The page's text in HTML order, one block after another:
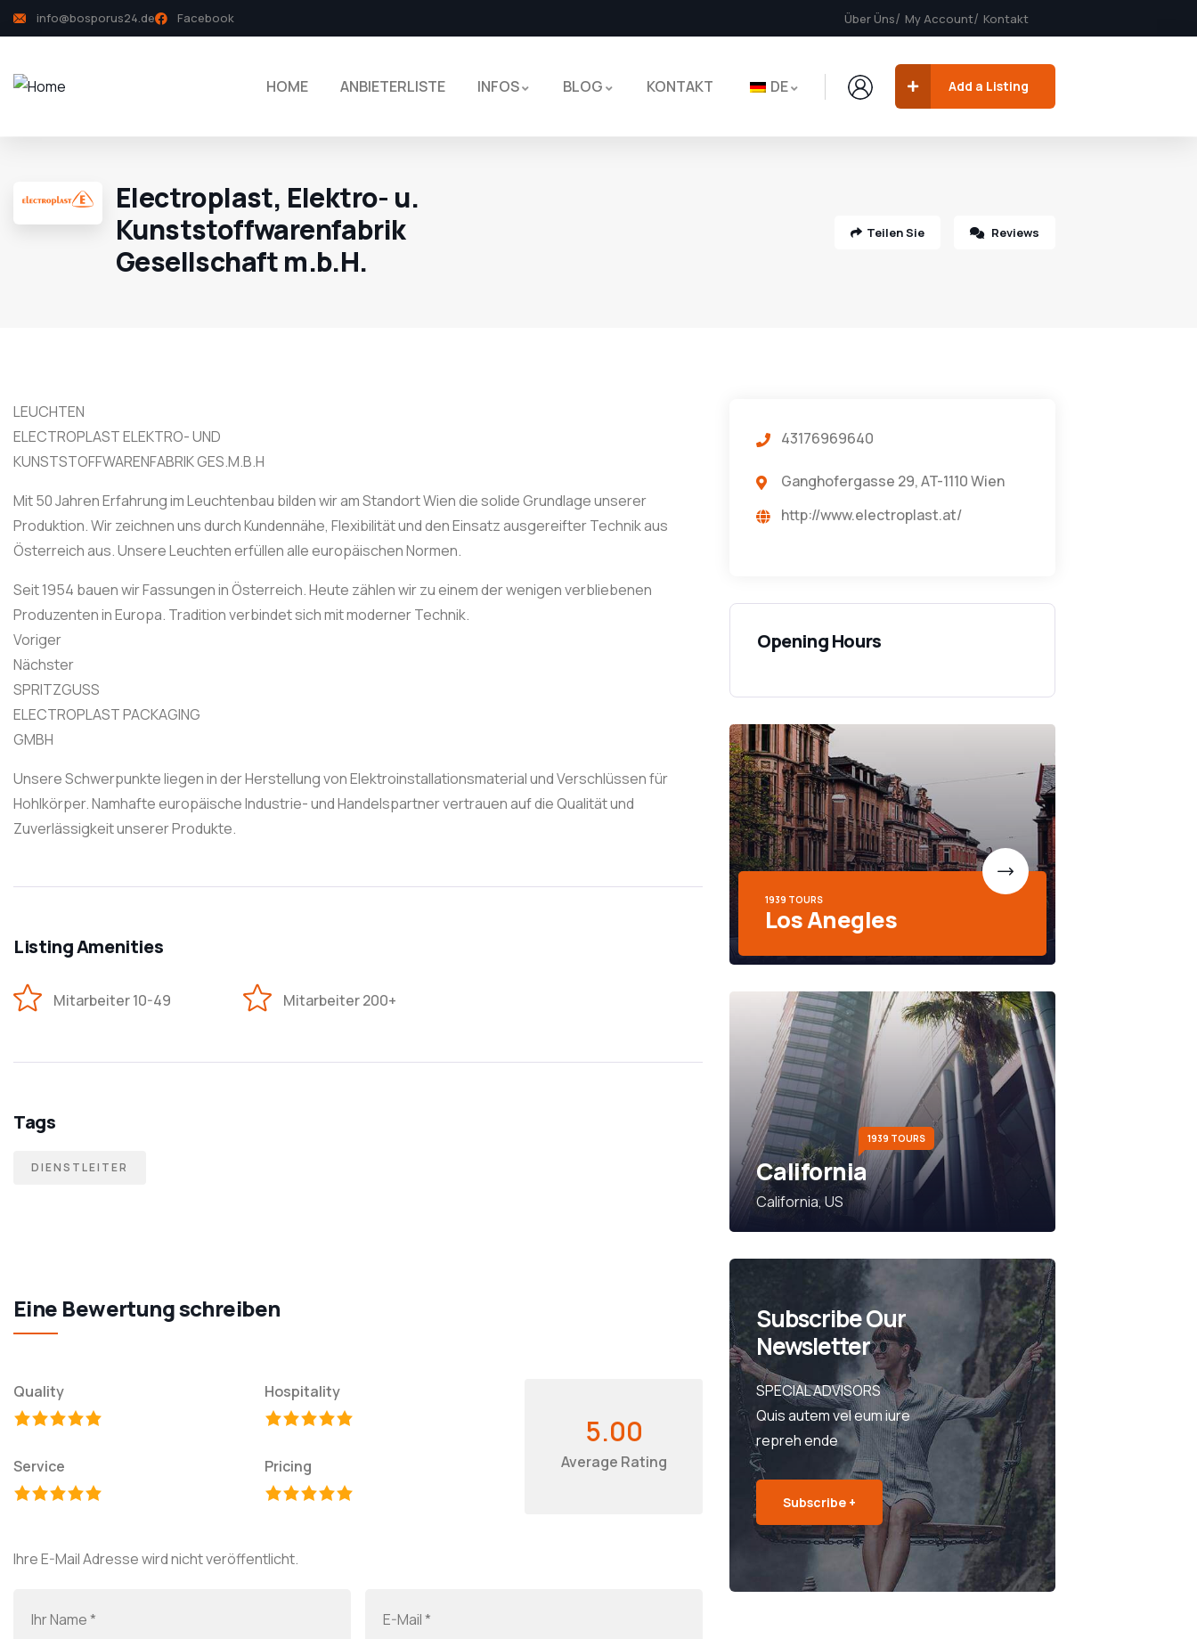
info@bosporus24.de Facebook Über Üns My Account Kontakt
HOME ANBIETERLISTE INFOS BLOG KONTAKT DE Add a Listing
Electroplast, Elektro- u.
Kunststoffwarenfabrik
Gesellschaft m.b.H.
Teilen Sie Reviews
LEUCHTEN
ELECTROPLAST ELEKTRO- UND
KUNSTSTOFFWARENFABRIK GES.M.B.H
Mit 50 Jahren Erfahrung im Leuchtenbau bilden wir am Standort Wien die solide Grundlage unserer
Produktion. Wir zeichnen uns durch Kundennähe, Flexibilität und den Einsatz ausgereifter Technik aus
Österreich aus. Unsere Leuchten erfüllen alle europäischen Normen.
Seit 1954 bauen wir Fassungen in Österreich. Heute zählen wir zu einem der wenigen verbliebenen
Produzenten in Europa. Tradition verbindet sich mit moderner Technik.
Voriger
Nächster
SPRITZGUSS
ELECTROPLAST PACKAGING
GMBH
Unsere Schwerpunkte liegen in der Herstellung von Elektroinstallationsmaterial und Verschlüssen für
Hohlkörper. Namhafte europäische Industrie- und Handelspartner vertrauen auf die Qualität und
Zuverlässigkeit unserer Produkte.
Listing Amenities
Mitarbeiter 10-49 Mitarbeiter 200+
Tags
DIENSTLEITER
Eine Bewertung schreiben
Quality Hospitality
Service Pricing
5.00
Average Rating
Ihre E-Mail Adresse wird nicht veröffentlicht.
43176969640
Ganghofergasse 29, AT-1110 Wien
http://www.electroplast.at/
Opening Hours
1939 TOURS
Los Anegles
1939 TOURS
California
California, US
Subscribe Our
Newsletter
SPECIAL ADVISORS
Quis autem vel eum iure
repreh ende
Subscribe +